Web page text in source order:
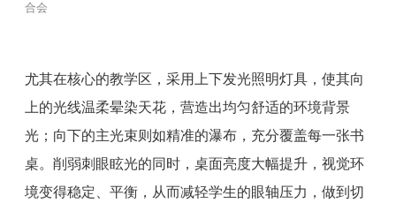
合会
尤其在核心的教学区，采用上下发光照明灯具，使其向
上的光线温柔晕染天花，营造出均匀舒适的环境背景
光；向下的主光束则如精准的瀑布，充分覆盖每一张书
桌。削弱刺眼眩光的同时，桌面亮度大幅提升，视觉环
境变得稳定、平衡，从而减轻学生的眼轴压力，做到切